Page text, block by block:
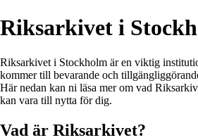
Riksarkivet i
Riksarkivet i Stockholm är en viktig
kommer till bevarande och
Här nedan kan ni läsa mer om vad
kan vara till nytta för dig.
Vad är Riksarkivet?